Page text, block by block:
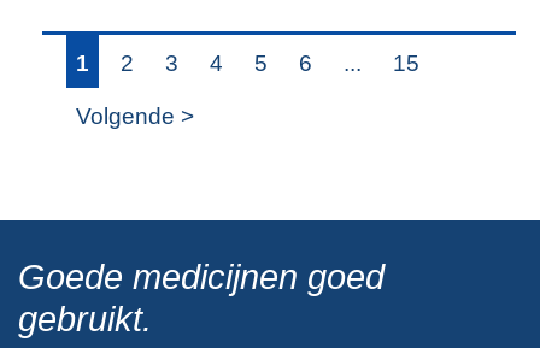
1 2 3 4 5 6 ... 15
Volgende >
Goede medicijnen goed
gebruikt.